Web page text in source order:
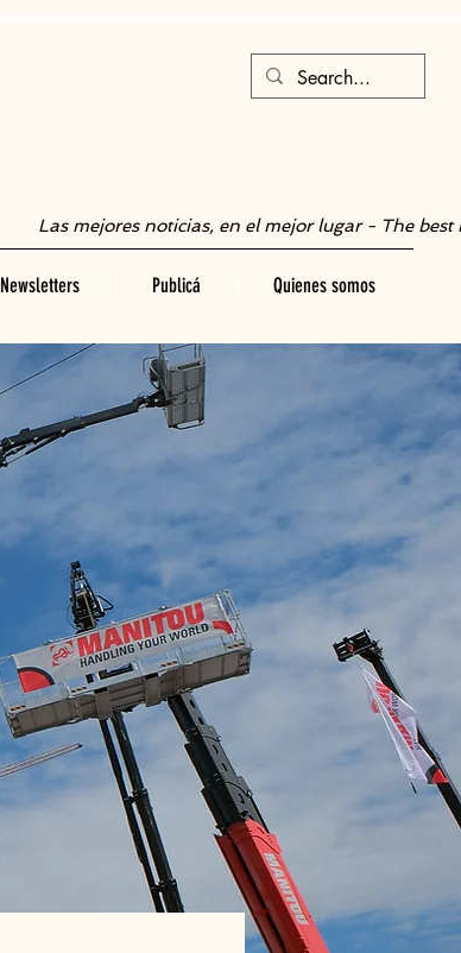
Las mejores noticias, en el mejor lugar - The best
Newsletters Publicá Quienes somos